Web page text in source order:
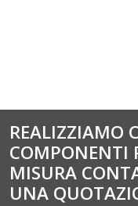
REALIZZIAMO
COMPONENTI
MISURA
UNA